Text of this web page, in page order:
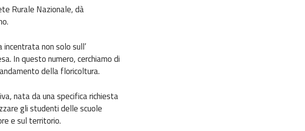
Rurale Nazionale, dà
non solo sull’
In questo numero, cerchiamo di
della floricoltura.
nata da una specifica richiesta
gli studenti delle scuole
e sul territorio.